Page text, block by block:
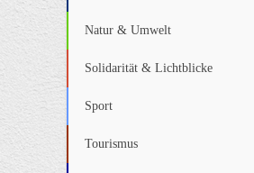
Natur & Umwelt
Solidarität & Lichtblicke
Sport
Tourismus